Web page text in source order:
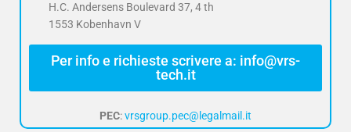
H.C. Andersens Boulevard 37, 4 th
1553 Kobenhavn V
Per info e richieste scrivere a: info@vrs-
tech.it
PEC:vrsgroup.pec@legalmail.it